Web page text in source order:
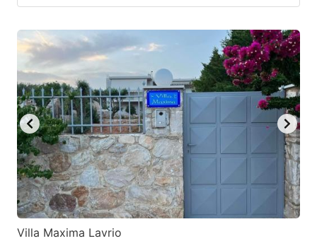
Villa Maxima Lavrio